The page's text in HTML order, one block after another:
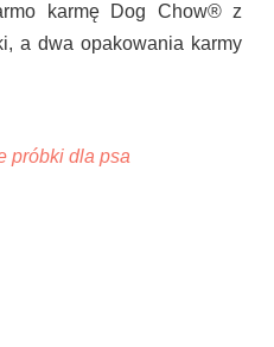
karmę Dog Chow® z
a dwa opakowania karmy
próbki dla psa